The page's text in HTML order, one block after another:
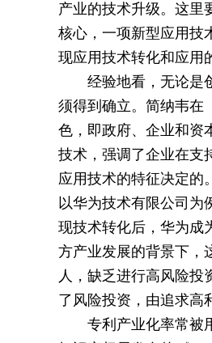
产业的技术升级。这里
核心，一项新型应用技
现应用技术转化和应用
经验地看，无论是
须得到确立。简纳韦在
色，即政府、企业和资
技术，强调了企业在支
应用技术的特征决定的
以华为技术有限公司为
现技术转化后，华为成
方产业发展的背景下，
人，缺乏进行高风险投
了风险投资，由追求高
专利产业化率常被